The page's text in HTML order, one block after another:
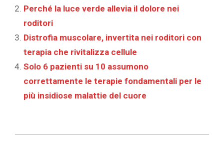
Perché la luce verde allevia il dolore nei
roditori
Distrofia muscolare, invertita nei roditori con
terapia che rivitalizza cellule
Solo 6 pazienti su 10 assumono
correttamente le terapie fondamentali per le
più insidiose malattie del cuore